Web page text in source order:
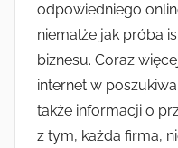
odpowiedniego
niemalże jak próba
biznesu. Coraz
internet w
także informacji o
z tym, każda firma,